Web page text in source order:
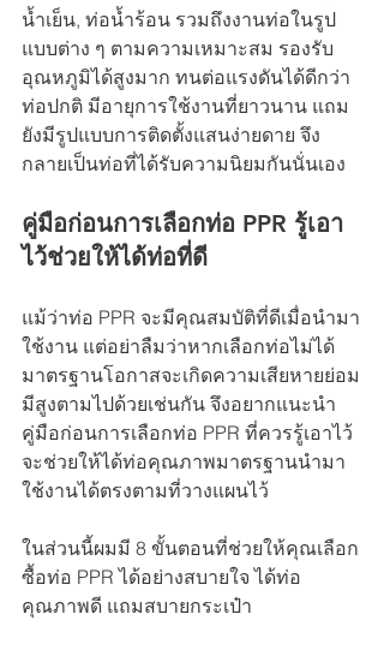
น้ำเย็น, ท่อน้ำร้อน รวมถึงงานท่อในรูป
แบบต่าง ๆ ตามความเหมาะสม รองรับ
อุณหภูมิได้สูงมาก ทนต่อแรงดันได้ดีกว่า
ท่อปกติ มีอายุการใช้งานที่ยาวนาน แถม
ยังมีรูปแบบการติดตั้งแสนง่ายดาย จึง
กลายเป็นท่อที่ได้รับความนิยมกันนั่นเอง
คู่มือก่อนการเลือกท่อ PPR รู้เอา
ไว้ช่วยให้ได้ท่อที่ดี
แม้ว่าท่อ PPR จะมีคุณสมบัติที่ดีเมื่อนำมา
ใช้งาน แต่อย่าลืมว่าหากเลือกท่อไม่ได้
มาตรฐานโอกาสจะเกิดความเสียหายย่อม
มีสูงตามไปด้วยเช่นกัน จึงอยากแนะนำ
คู่มือก่อนการเลือกท่อ PPR ที่ควรรู้เอาไว้
จะช่วยให้ได้ท่อคุณภาพมาตรฐานนำมา
ใช้งานได้ตรงตามที่วางแผนไว้
ในส่วนนี้ผมมี 8 ขั้นตอนที่ช่วยให้คุณเลือก
ซื้อท่อ PPR ได้อย่างสบายใจ ได้ท่อ
คุณภาพดี แถมสบายกระเป๋า